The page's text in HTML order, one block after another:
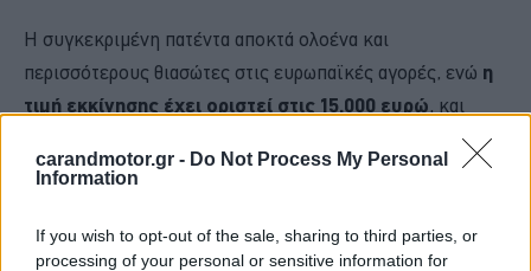
carandmotor.gr - Do Not Process My Personal
Information
If you wish to opt-out of the sale, sharing to third parties, or
processing of your personal or sensitive information for
Η συγκεκριμένη πατέντα αποκτά ολοένα και
περισσότερους θιασώτες στις ευρωπαϊκές αγορές, ενώ η
τιμή εκκίνησης έχει οριστεί στις 15.000 ευρώ, και
ανεβαίνει ανάλογα με τις προσθήκες και τον εξοπλισμό.